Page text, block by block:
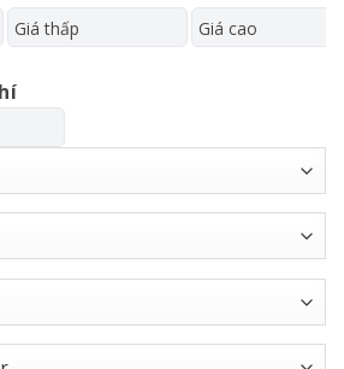
Giá thấp Giá cao